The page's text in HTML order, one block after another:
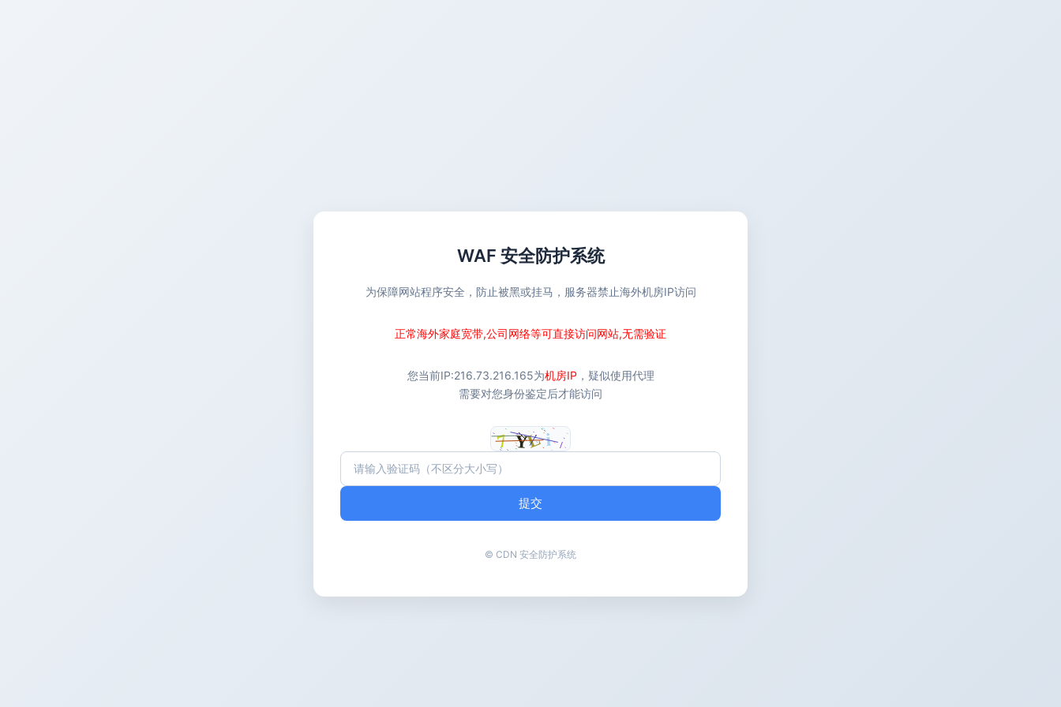
WAF 安全防护系统
为保障网站程序安全，防止被黑或挂马，服务器禁止海外机房IP访问
正常海外家庭宽带,公司网络等可直接访问网站,无需验证
您当前IP:216.73.216.165为机房IP ，疑似使用代理
需要对您身份鉴定后才能访问
提交
© CDN 安全防护系统